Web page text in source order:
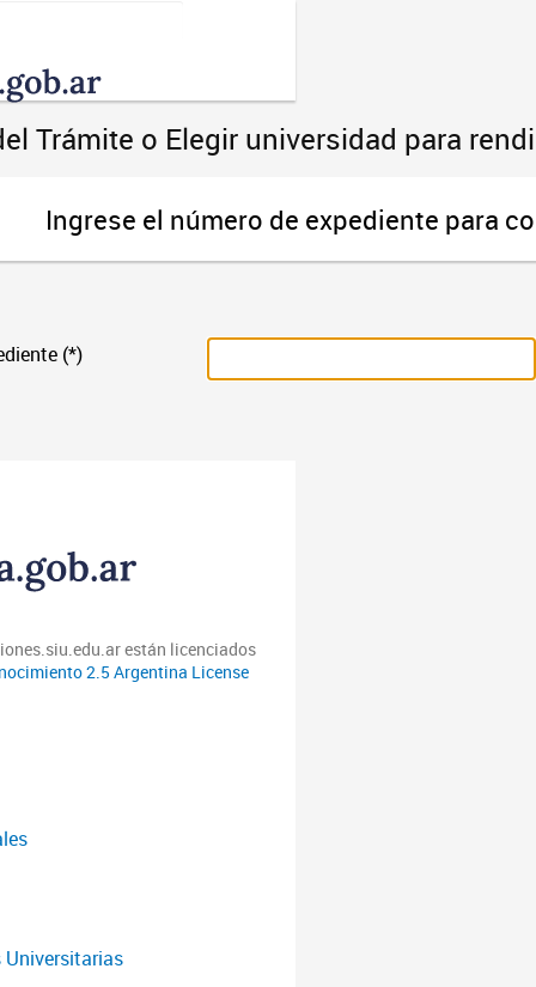
Trámite o Elegir universidad para
Ingrese el número de expediente para
(*)
están licenciados
2.5 Argentina License